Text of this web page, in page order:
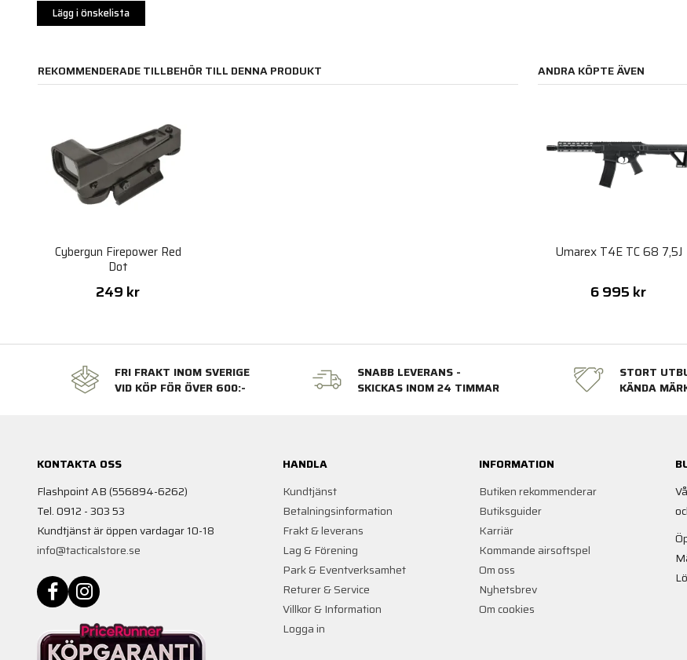
Lägg i önskelista
REKOMMENDERADE TILLBEHÖR TILL DENNA PRODUKT
Cybergun Firepower Red
Dot
249 kr
ANDRA KÖPTE ÄVEN
Umarex T4E TC 68 7,5J
6 995 kr
FRI FRAKT INOM SVERIGE
VID KÖP FÖR ÖVER 600:-
SNABB LEVERANS -
SKICKAS INOM 24 TIMMAR
STORT
KÄNDA
KONTAKTA OSS
Flashpoint AB (556894-6262)
Tel. 0912 - 303 53
Kundtjänst är öppen vardagar 10-18
info@tacticalstore.se
HANDLA
Kundtjänst
Betalningsinformation
Frakt & leverans
Lag & Förening
Park & Eventverksamhet
Returer & Service
Villkor & Information
Logga in
INFORMATION
Butiken rekommenderar
Butiksguider
Karriär
Kommande airsoftspel
Om oss
Nyhetsbrev
Om cookies